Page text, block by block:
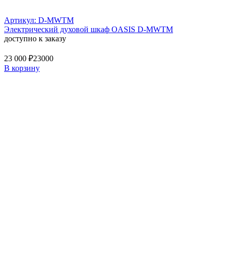
Артикул: D-MWTM
Электрический духовой шкаф OASIS D-MWTM
доступно к заказу
23 000 ₽23000
В корзину